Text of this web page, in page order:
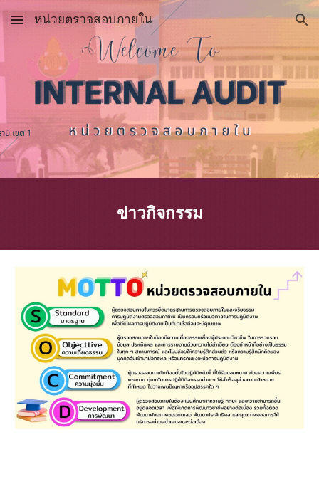
Skip to main content Skip to navigation
หน่วยตรวจสอบภายใน
ข่าวกิจกรรม